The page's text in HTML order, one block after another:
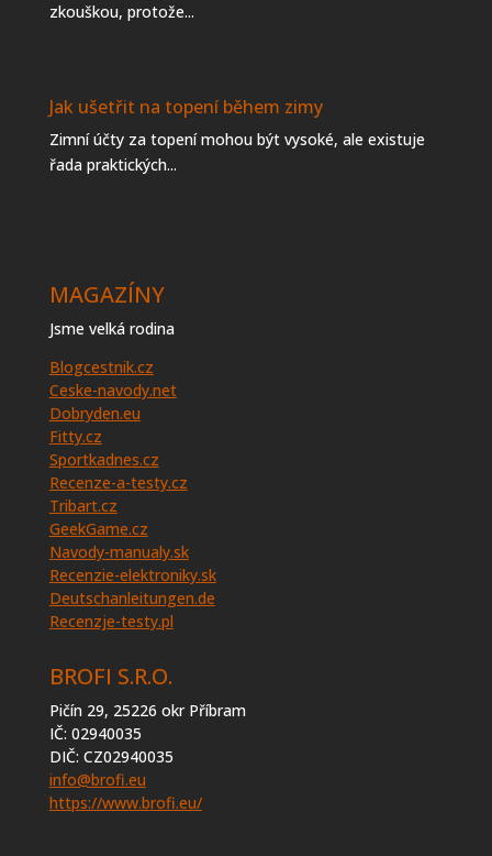
zkouškou, protože...
Jak ušetřit na topení během zimy
Zimní účty za topení mohou být vysoké, ale existuje
řada praktických...
MAGAZÍNY
Jsme velká rodina
Blogcestnik.cz
Ceske-navody.net
Dobryden.eu
Fitty.cz
Sportkadnes.cz
Recenze-a-testy.cz
Tribart.cz
GeekGame.cz
Navody-manualy.sk
Recenzie-elektroniky.sk
Deutschanleitungen.de
Recenzje-testy.pl
BROFI S.R.O.
Pičín 29, 25226 okr Příbram
IČ: 02940035
DIČ: CZ02940035
info@brofi.eu
https://www.brofi.eu/